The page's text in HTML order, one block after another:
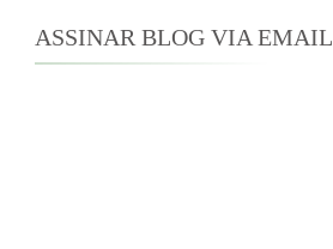
ASSINAR BLOG VIA EMAIL